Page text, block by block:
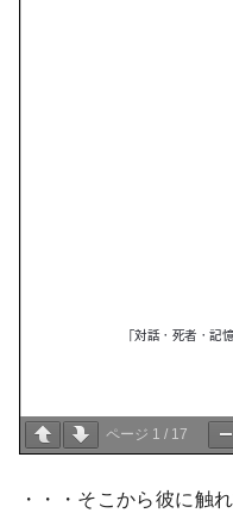
ページ 1 / 17
・・・そこから彼に触